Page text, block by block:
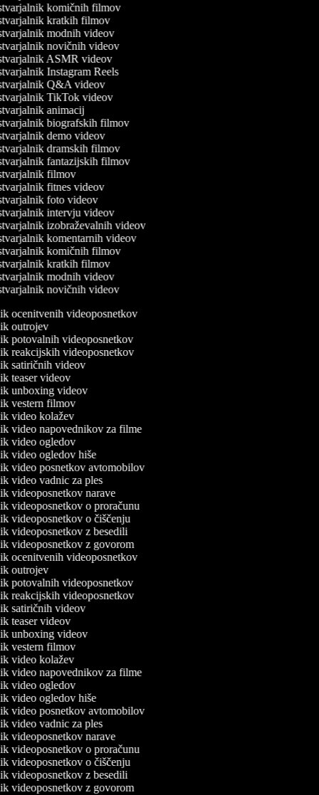
komičnih filmov
kratkih filmov
modnih videov
novičnih videov
ASMR videov
Instagram Reels
Q&A videov
TikTok videov
animacij
biografskih filmov
demo videov
dramskih filmov
fantazijskih filmov
filmov
fitnes videov
foto videov
intervju videov
izobraževalnih videov
komentarnih videov
komičnih filmov
kratkih filmov
modnih videov
novičnih videov
ocenitvenih videoposnetkov
outrojev
potovalnih videoposnetkov
reakcijskih videoposnetkov
satiričnih videov
teaser videov
unboxing videov
vestern filmov
video kolažev
video napovednikov za filme
video ogledov
video ogledov hiše
video posnetkov avtomobilov
video vadnic za ples
videoposnetkov narave
videoposnetkov o proračunu
videoposnetkov o čiščenju
videoposnetkov z besedili
videoposnetkov z govorom
ocenitvenih videoposnetkov
outrojev
potovalnih videoposnetkov
reakcijskih videoposnetkov
satiričnih videov
teaser videov
unboxing videov
vestern filmov
video kolažev
video napovednikov za filme
video ogledov
video ogledov hiše
video posnetkov avtomobilov
video vadnic za ples
videoposnetkov narave
videoposnetkov o proračunu
videoposnetkov o čiščenju
videoposnetkov z besedili
videoposnetkov z govorom